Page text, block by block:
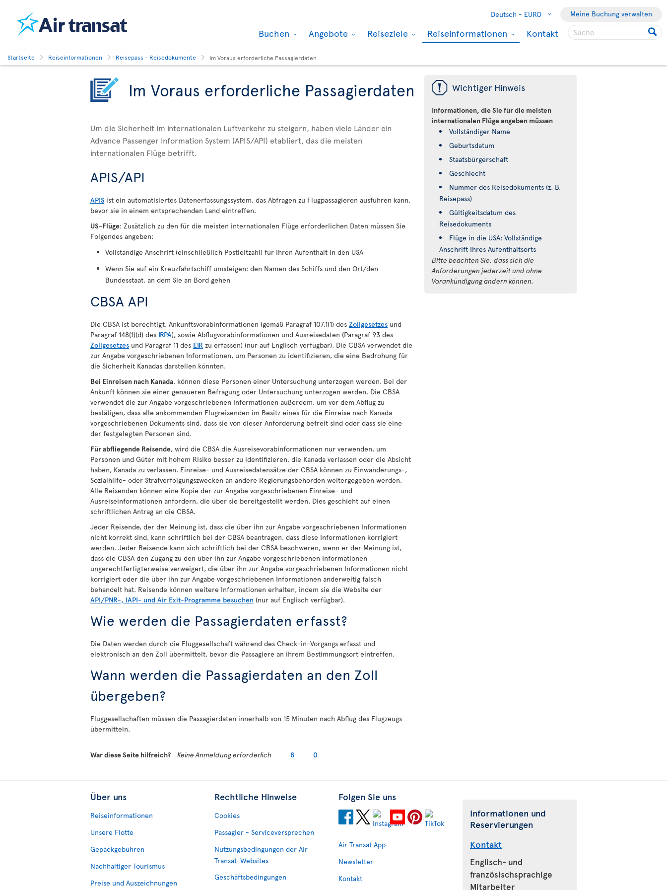
Deutsch - EURO Meine Buchung verwalten
Buchen Angebote Reiseziele Reiseinformationen Kontakt
Startseite Reiseinformationen Reisepass - Reisedokumente Im Voraus erforderliche Passagierdaten
Im Voraus erforderliche Passagierdaten
Um die Sicherheit im internationalen Luftverkehr zu steigern, haben viele Länder ein
Advance Passenger Information System (APIS/API) etabliert, das die meisten
internationalen Flüge betrifft.
APIS/API
APIS ist ein automatisiertes Datenerfassungssystem, das Abfragen zu Flugpassagieren ausführen kann,
bevor sie in einem entsprechenden Land eintreffen.
US-Flüge: Zusätzlich zu den für die meisten internationalen Flüge erforderlichen Daten müssen Sie
Folgendes angeben:
Vollständige Anschrift (einschließlich Postleitzahl) für Ihren Aufenthalt in den USA
Wenn Sie auf ein Kreuzfahrtschiff umsteigen: den Namen des Schiffs und den Ort/den
Bundesstaat, an dem Sie an Bord gehen
CBSA API
Die CBSA ist berechtigt, Ankunftsvorabinformationen (gemäß Paragraf 107.1(1) des Zollgesetzes und
Paragraf 148(1)(d) des IRPA), sowie Abflugvorabinformationen und Ausreisedaten (Paragraf 93 des
Zollgesetzes und Paragraf 11 des EIR zu erfassen) (nur auf Englisch verfügbar). Die CBSA verwendet die
zur Angabe vorgeschriebenen Informationen, um Personen zu identifizieren, die eine Bedrohung für
die Sicherheit Kanadas darstellen könnten.
Bei Einreisen nach Kanada, können diese Personen einer Untersuchung unterzogen werden. Bei der
Ankunft können sie einer genaueren Befragung oder Untersuchung unterzogen werden. Die CBSA
verwendet die zur Angabe vorgeschriebenen Informationen außerdem, um vor dem Abflug zu
bestätigen, dass alle ankommenden Flugreisenden im Besitz eines für die Einreise nach Kanada
vorgeschriebenen Dokuments sind, dass sie von dieser Anforderung befreit sind oder dass sie eine
der festgelegten Personen sind.
Für abfliegende Reisende, wird die CBSA die Ausreisevorabinformationen nur verwenden, um
Personen und Güter mit hohem Risiko besser zu identifizieren, die Kanada verlassen oder die Absicht
haben, Kanada zu verlassen. Einreise- und Ausreisedatensätze der CBSA können zu Einwanderungs-,
Sozialhilfe- oder Strafverfolgungszwecken an andere Regierungsbehörden weitergegeben werden.
Alle Reisenden können eine Kopie der zur Angabe vorgeschriebenen Einreise- und
Ausreiseinformationen anfordern, die über sie bereitgestellt werden. Dies geschieht auf einen
schriftlichen Antrag an die CBSA.
Jeder Reisende, der der Meinung ist, dass die über ihn zur Angabe vorgeschriebenen Informationen
nicht korrekt sind, kann schriftlich bei der CBSA beantragen, dass diese Informationen korrigiert
werden. Jeder Reisende kann sich schriftlich bei der CBSA beschweren, wenn er der Meinung ist,
dass die CBSA den Zugang zu den über ihn zur Angabe vorgeschriebenen Informationen
ungerechtfertigterweise verweigert, die über ihn zur Angabe vorgeschriebenen Informationen nicht
korrigiert oder die über ihn zur Angabe vorgeschriebenen Informationen anderweitig falsch
behandelt hat. Reisende können weitere Informationen erhalten, indem sie die Website der
API/PNR-, IAPI- und Air Exit-Programme besuchen (nur auf Englisch verfügbar).
Wie werden die Passagierdaten erfasst?
Die Daten werden durch die Fluggesellschaft während des Check-in-Vorgangs erfasst und
elektronisch an den Zoll übermittelt, bevor die Passagiere an ihrem Bestimmungsort eintreffen.
Wann werden die Passagierdaten an den Zoll
übergeben?
Fluggesellschaften müssen die Passagierdaten innerhalb von 15 Minuten nach Abflug des Flugzeugs
übermitteln.
ü Wichtiger Hinweis
Informationen, die Sie für die meisten
internationalen Flüge angeben müssen
Vollständiger Name
Geburtsdatum
Staatsbürgerschaft
Geschlecht
Nummer des Reisedokuments (z. B.
Reisepass)
Gültigkeitsdatum des
Reisedokuments
Flüge in die USA: Vollständige
Anschrift Ihres Aufenthaltsorts
Bitte beachten Sie, dass sich die
Anforderungen jederzeit und ohne
Vorankündigung ändern können.
War diese Seite hilfreich? Keine Anmeldung erforderlich 8 0
Über uns
Reiseinformationen
Unsere Flotte
Gepäckgebühren
Nachhaltiger Tourismus
Preise und Auszeichnungen
Rechtliche Hinweise
Cookies
Passagier - Serviceversprechen
Nutzungsbedingungen der Air
Transat-Websites
Geschäftsbedingungen
Folgen Sie uns
Air Transat App
Newsletter
Kontakt
Informationen und
Reservierungen
Kontakt
Englisch- und
französischsprachige
Mitarbeiter